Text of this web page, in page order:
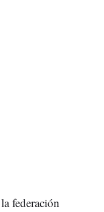
federación